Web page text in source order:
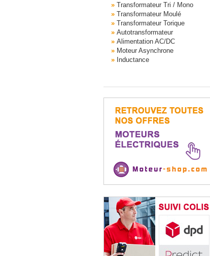
Transformateur Tri / Mono
Transformateur Moulé
Transformateur Torique
Autotransformateur
Alimentation AC/DC
Moteur Asynchrone
Inductance